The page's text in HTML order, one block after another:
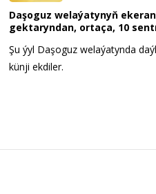
Daşoguz welaýatynyň
gektaryndan, ortaça, 10
Şu ýyl Daşoguz welaýatynda
künji ekdiler.